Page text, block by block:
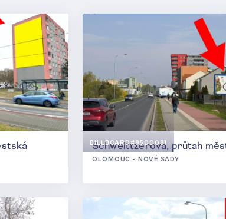
BILLBOARD#8500081
Schweittzerova, průtah
OLOMOUC - NOVÉ SADY